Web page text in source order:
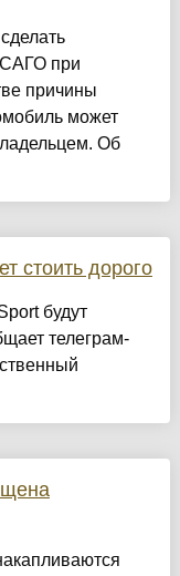
при
причины
может
Об
стоить дорого
будут
телеграм-